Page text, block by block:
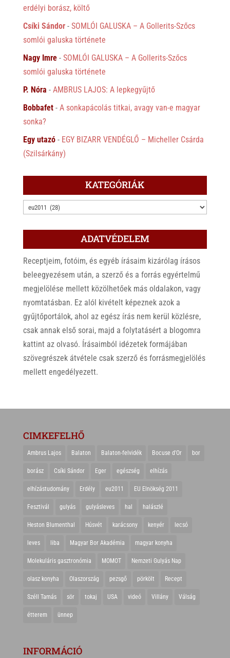
erdélyi borász, költő
Csíki Sándor- SOMLÓI GALUSKA – A Gollerits-Szőcs
somlói galuska története
Nagy Imre- SOMLÓI GALUSKA – A Gollerits-Szőcs
somlói galuska története
P. Nóra - AMBRUS LAJOS: A lepkegyűjtő
Bobbafet- A sonkapácolás titkai, avagy van-e magyar
sonka?
Egy utazó- EGY BIZARR VENDÉGLŐ – Micheller Csárda
(Szilsárkány)
KATEGÓRIÁK
KATEGÓRIÁK
ADATVÉDELEM
Receptjeim, fotóim, és egyéb írásaim kizárólag írásos
beleegyezésem után, a szerző és a forrás egyértelmű
megjelölése mellett közölhetőek más oldalakon, vagy
nyomtatásban. Ez alól kivételt képeznek azok a
gyűjtőportálok, ahol az egész írás nem kerül közlésre,
csak annak első sorai, majd a folytatásért a blogomra
kattint az olvasó. Írásaimból idézetek formájában
szövegrészek átvétele csak szerző és forrásmegjelölés
mellett engedélyezett.
CIMKEFELHŐ
Ambrus Lajos Balaton Balaton-felvidék Bocuse d'Or bor
borász Csíki Sándor Eger egészség elhízás
elhízástudomány Erdély eu2011 EU Elnökség 2011
Fesztivál gulyás gulyásleves hal halászlé
Heston Blumenthal Húsvét karácsony kenyér lecsó
leves liba Magyar Bor Akadémia magyar konyha
Molekuláris gasztronómia MOMOT Nemzeti Gulyás Nap
olasz konyha Olaszország pezsgő pörkölt Recept
Széll Tamás sör tokaj USA videó Villány Válság
étterem ünnep
INFORMÁCIÓ